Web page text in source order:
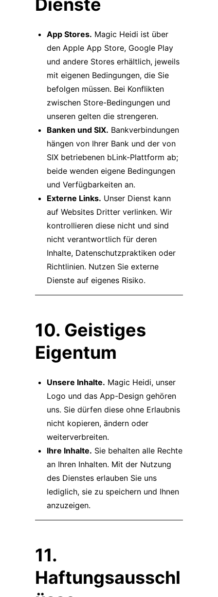
Dienste
App Stores. Magic Heidi ist über
den Apple App Store, Google Play
und andere Stores erhältlich, jeweils
mit eigenen Bedingungen, die Sie
befolgen müssen. Bei Konflikten
zwischen Store-Bedingungen und
unseren gelten die strengeren.
Banken und SIX. Bankverbindungen
hängen von Ihrer Bank und der von
SIX betriebenen bLink-Plattform ab;
beide wenden eigene Bedingungen
und Verfügbarkeiten an.
Externe Links. Unser Dienst kann
auf Websites Dritter verlinken. Wir
kontrollieren diese nicht und sind
nicht verantwortlich für deren
Inhalte, Datenschutzpraktiken oder
Richtlinien. Nutzen Sie externe
Dienste auf eigenes Risiko.
10. Geistiges
Eigentum
Unsere Inhalte. Magic Heidi, unser
Logo und das App-Design gehören
uns. Sie dürfen diese ohne Erlaubnis
nicht kopieren, ändern oder
weiterverbreiten.
Ihre Inhalte. Sie behalten alle Rechte
an Ihren Inhalten. Mit der Nutzung
des Dienstes erlauben Sie uns
lediglich, sie zu speichern und Ihnen
anzuzeigen.
11.
Haftungsausschl